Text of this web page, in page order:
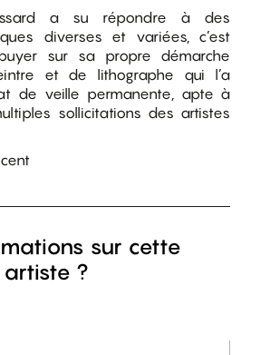
a su répondre à des
diverses et variées, c’est
sur sa propre démarche
et de lithographe qui l’a
de veille permanente, apte à
sollicitations des artistes
sur cette
?